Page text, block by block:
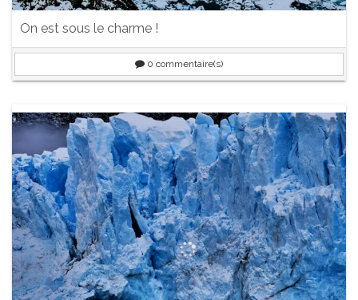
On est sous le charme !
0 commentaire(s)